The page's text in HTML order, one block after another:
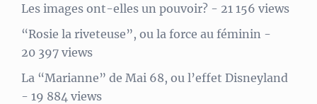
Les images ont-elles un pouvoir? - 21 156 views
“Rosie la riveteuse”, ou la force au féminin -
20 397 views
La “Marianne” de Mai 68, ou l’effet Disneyland
- 19 884 views